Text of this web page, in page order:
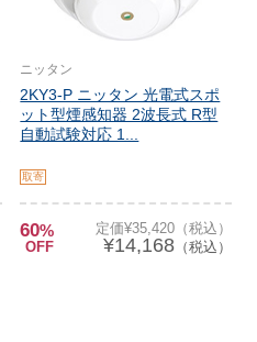
ニッタン
2KY3-P ニッタン 光電式スポ
ット型煙感知器 2波長式 R型
自動試験対応 1...
取寄
60%
OFF
定価¥35,420（税込）
¥14,168（税込）